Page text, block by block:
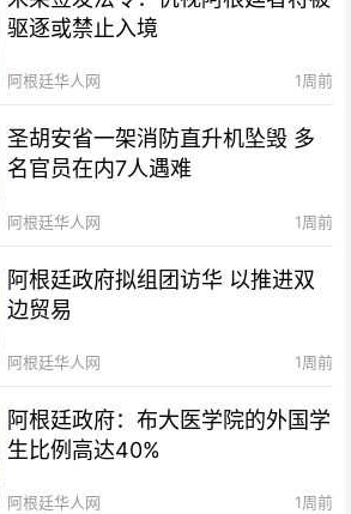
驱逐或禁止入境
阿根廷华人网 1周前
圣胡安省一架消防直升机坠毁 多
名官员在内7人遇难
阿根廷华人网 1周前
阿根廷政府拟组团访华 以推进双
边贸易
阿根廷华人网 1周前
阿根廷政府：布大医学院的外国学
生比例高达40%
阿根廷华人网 1周前